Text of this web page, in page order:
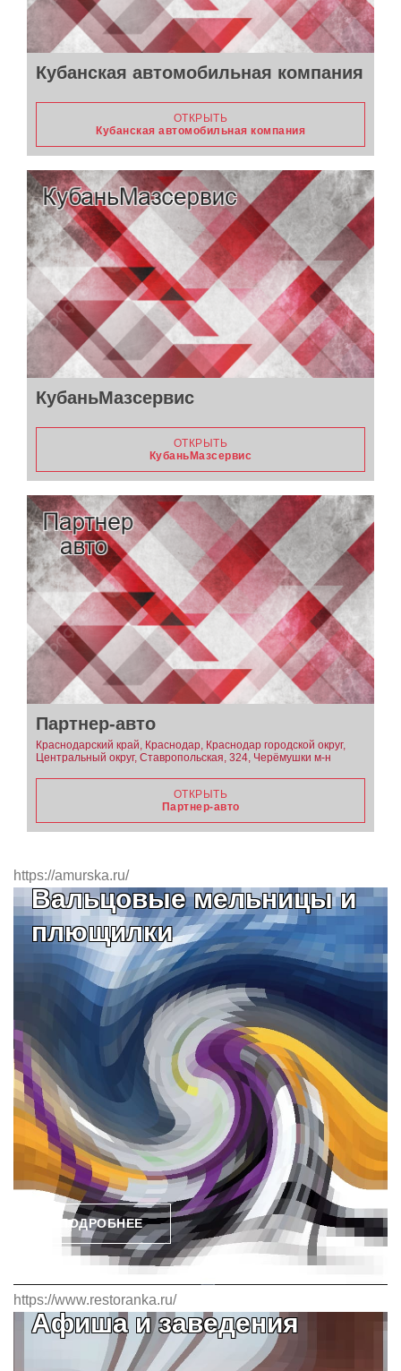
Кубанская автомобильная компания
ОТКРЫТЬ
Кубанская автомобильная компания
КубаньМазсервис
ОТКРЫТЬ
КубаньМазсервис
Партнер-авто
Краснодарский край, Краснодар, Краснодар городской округ,
Центральный округ, Ставропольская, 324, Черёмушки м-н
ОТКРЫТЬ
Партнер-авто
https://amurska.ru/
Вальцовые мельницы и
плющилки
ПОДРОБНЕЕ
https://www.restoranka.ru/
Афиша и заведения